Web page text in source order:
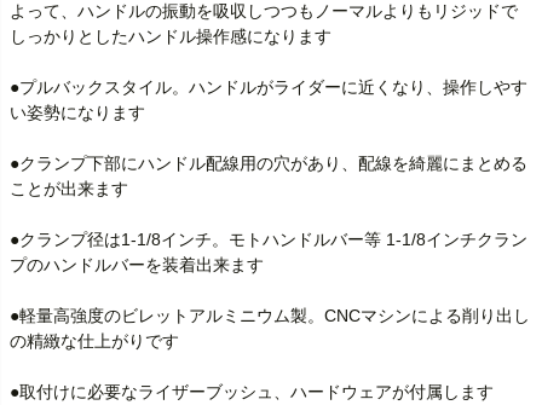
よって、ハンドルの振動を吸収しつつもノーマルよりもリジッドで
しっかりとしたハンドル操作感になります
●プルバックスタイル。ハンドルがライダーに近くなり、操作しやす
い姿勢になります
●クランプ下部にハンドル配線用の穴があり、配線を綺麗にまとめる
ことが出来ます
●クランプ径は1-1/8インチ。モトハンドルバー等 1-1/8インチクラン
プのハンドルバーを装着出来ます
●軽量高強度のビレットアルミニウム製。CNCマシンによる削り出し
の精緻な仕上がりです
●取付けに必要なライザーブッシュ、ハードウェアが付属します